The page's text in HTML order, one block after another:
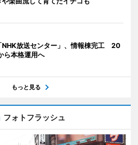
NHK放送センター」、情報棟完工 20
ら本格運用へ
もっと見る
フォトフラッシュ